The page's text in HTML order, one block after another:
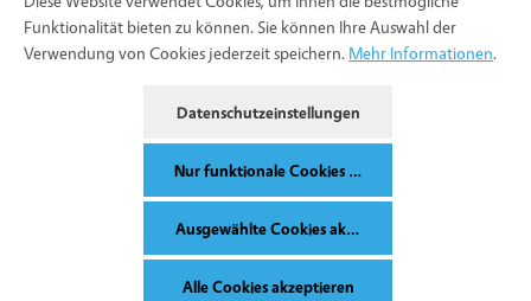
Nachnahmegebühren, wenn nicht anders angegeben.
Funktionalität bieten zu können. Sie können Ihre Auswahl der
Verwendung von Cookies jederzeit speichern. Mehr Informationen.
Datenschutzeinstellungen
Nur funktionale Cookies akzeptieren
Ausgewählte Cookies akzeptieren
Alle Cookies akzeptieren